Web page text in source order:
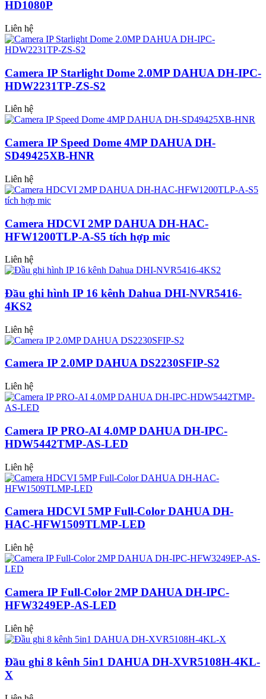
HD1080P
Liên hệ
Camera IP Starlight Dome 2.0MP DAHUA DH-IPC-
HDW2231TP-ZS-S2
Liên hệ
Camera IP Speed Dome 4MP DAHUA DH-
SD49425XB-HNR
Liên hệ
Camera HDCVI 2MP DAHUA DH-HAC-
HFW1200TLP-A-S5 tích hợp mic
Liên hệ
Đầu ghi hình IP 16 kênh Dahua DHI-NVR5416-
4KS2
Liên hệ
Camera IP 2.0MP DAHUA DS2230SFIP-S2
Liên hệ
Camera IP PRO-AI 4.0MP DAHUA DH-IPC-
HDW5442TMP-AS-LED
Liên hệ
Camera HDCVI 5MP Full-Color DAHUA DH-
HAC-HFW1509TLMP-LED
Liên hệ
Camera IP Full-Color 2MP DAHUA DH-IPC-
HFW3249EP-AS-LED
Liên hệ
Đầu ghi 8 kênh 5in1 DAHUA DH-XVR5108H-4KL-
X